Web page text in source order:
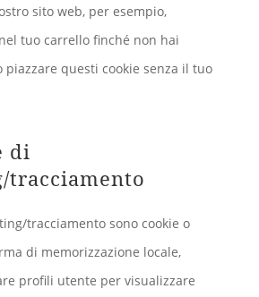
sito web, per esempio,
tuo carrello finché non hai
piazzare questi cookie senza il tuo
di
tracciamento
tracciamento sono cookie o
di memorizzazione locale,
profili utente per visualizzare